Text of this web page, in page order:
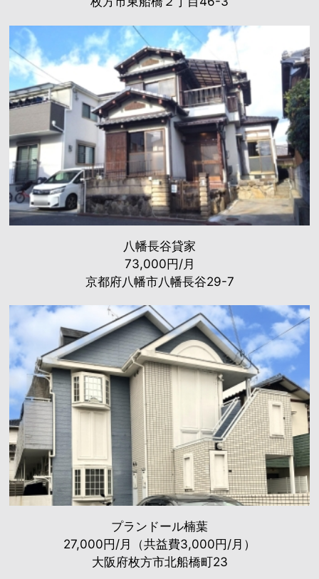
八幡長谷貸家
73,000円/月
京都府八幡市八幡長谷29-7
プランドール楠葉
27,000円/月（共益費3,000円/月）
大阪府枚方市北船橋町23